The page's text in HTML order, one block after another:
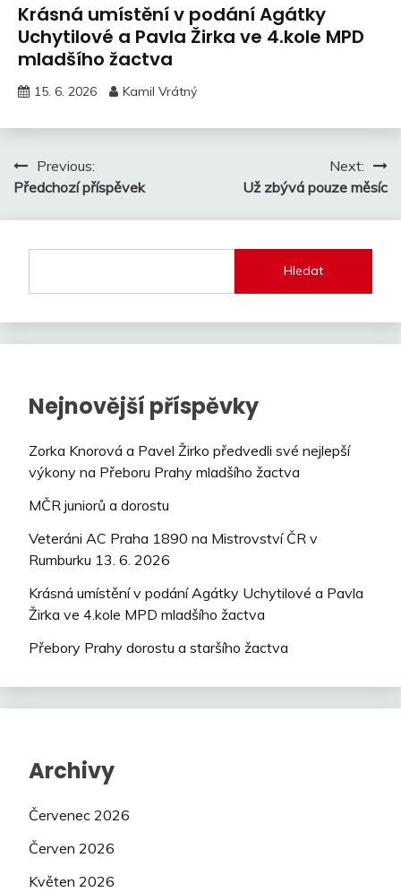
Krásná umístění v podání Agátky
Uchytilové a Pavla Žirka ve 4.kole MPD
mladšího žactva
15. 6. 2026 Kamil Vrátný
Navigace
pro
Previous:
Předchozí příspěvek
Next:
Už zbývá pouze měsíc
Hledat
Nejnovější příspěvky
Zorka Knorová a Pavel Žirko předvedli své nejlepší
výkony na Přeboru Prahy mladšího žactva
MČR juniorů a dorostu
Veteráni AC Praha 1890 na Mistrovství ČR v
Rumburku 13. 6. 2026
Krásná umístění v podání Agátky Uchytilové a Pavla
Žirka ve 4.kole MPD mladšího žactva
Přebory Prahy dorostu a staršího žactva
Archivy
Červenec 2026
Červen 2026
Květen 2026